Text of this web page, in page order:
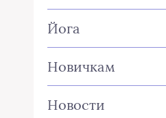
Йога
Новичкам
Новости